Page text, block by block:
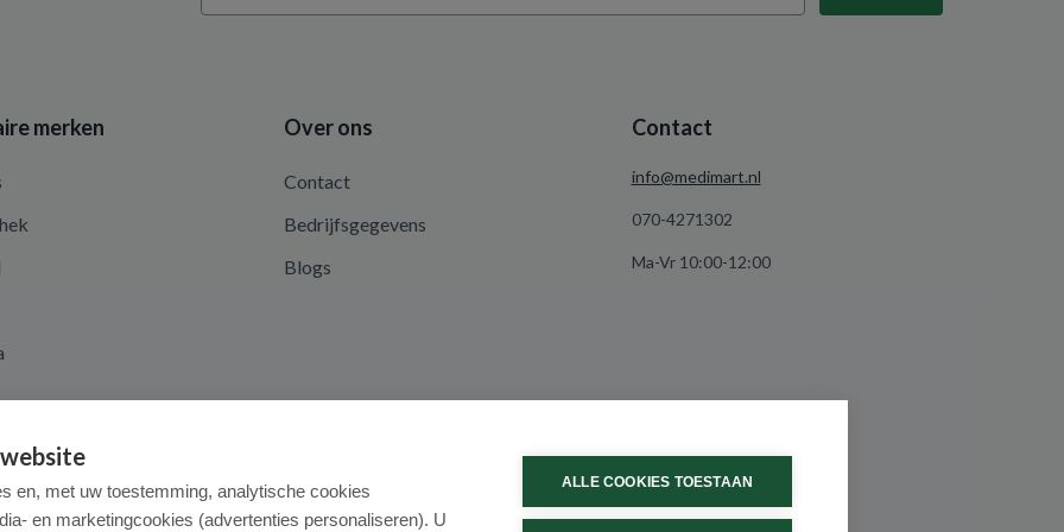
merken Over ons
Contact
Bedrijfsgegevens
Blogs
Contact
info@medimart.nl
070-4271302
Ma-Vr 10:00-12:00
en, met uw toestemming, analytische cookies
en marketingcookies (advertenties personaliseren). U
ALLE COOKIES TOESTAAN